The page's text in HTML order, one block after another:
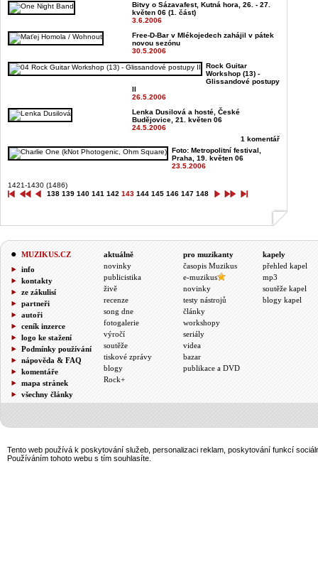
Bitvy o Sázavafest, Kutná hora, 26. - 27.
květen 06 (1. část)
3.6.2006
Free-D-Bar v Mlékojedech zahájil v pátek
novou sezónu
30.5.2006
Rock Guitar
Workshop (13) -
Glissandové postupy
II
26.5.2006
Lenka Dusilová a hosté, České
Budějovice, 21. květen 06
24.5.2006
1 komentář
Foto: Metropolitní festival,
Praha, 19. květen 06
23.5.2006
1421-1430 (1486)
138 139 140 141 142 143 144 145 146 147 148
MUZIKUS.CZ
info
kontakty
ze zákulisí
partneři
autoři
ceník inzerce
logo ke stažení
Podmínky používání
nápověda & FAQ
komentáře
mapa stránek
všechny články
aktuálně
novinky
publicistika
živě
recenze
song dne
fotogalerie
výročí
soutěže
tiskové zprávy
blogy
Rock+
pro muzikanty
časopis Muzikus
e-muzikus
novinky
testy nástrojů
články
workshopy
seriály
videa
bazar
publikace a DVD
kapely
přehled kapel
mp3
soutěže kapel
blogy kapel
Tento web používá k poskytování služeb, personalizaci reklam, poskytování funkcí
Používáním tohoto webu s tím souhlasíte.